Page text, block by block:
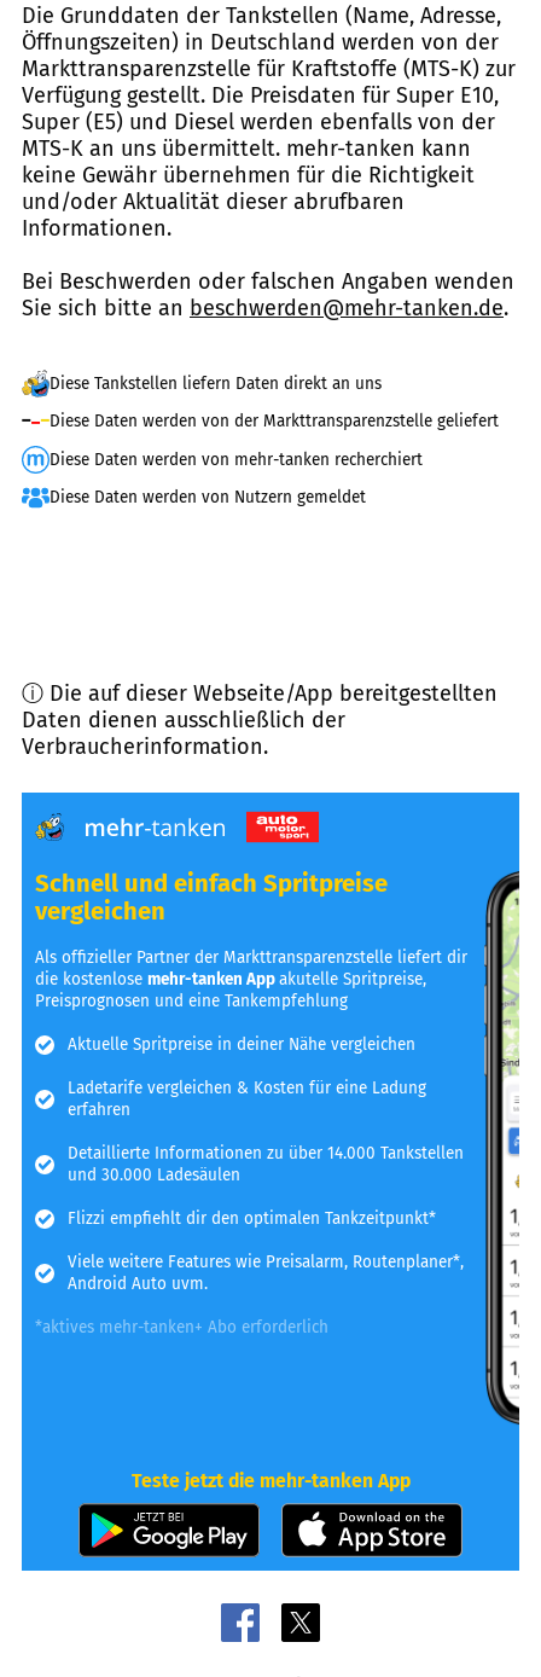
Die Grunddaten der Tankstellen (Name, Adresse,
Öffnungszeiten) in Deutschland werden von der
Markttransparenzstelle für Kraftstoffe (MTS-K) zur
Verfügung gestellt. Die Preisdaten für Super E10,
Super (E5) und Diesel werden ebenfalls von der
MTS-K an uns übermittelt. mehr-tanken kann
keine Gewähr übernehmen für die Richtigkeit
und/oder Aktualität dieser abrufbaren
Informationen.
Bei Beschwerden oder falschen Angaben wenden
Sie sich bitte an beschwerden@mehr-tanken.de.
Diese Tankstellen liefern Daten direkt an uns
Diese Daten werden von der Markttransparenzstelle geliefert
Diese Daten werden von mehr-tanken recherchiert
Diese Daten werden von Nutzern gemeldet
ⓘ Die auf dieser Webseite/App bereitgestellten
Daten dienen ausschließlich der
Verbraucherinformation.
Schnell und einfach Spritpreise
vergleichen
Als offizieller Partner der Markttransparenzstelle liefert dir
die kostenlosemehr-tanken Appakutelle Spritpreise,
Preisprognosen und eine Tankempfehlung
Aktuelle Spritpreise in deiner Nähe vergleichen
Ladetarife vergleichen & Kosten für eine Ladung
erfahren
Detaillierte Informationen zu über 14.000 Tankstellen
und 30.000 Ladesäulen
Flizzi empfiehlt dir den optimalen Tankzeitpunkt*
Viele weitere Features wie Preisalarm, Routenplaner*,
Android Auto uvm.
*aktives mehr-tanken+ Abo erforderlich
Teste jetzt die mehr-tanken App